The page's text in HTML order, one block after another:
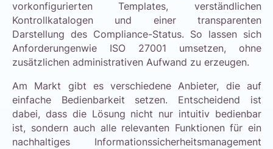
vorkonfigurierten Templates, verständlichen
Kontrollkatalogen und einer transparenten
Darstellung des Compliance-Status. So lassen sich
Anforderungenwie ISO 27001 umsetzen, ohne
zusätzlichen administrativen Aufwand zu erzeugen.
Am Markt gibt es verschiedene Anbieter, die auf
einfache Bedienbarkeit setzen. Entscheidend ist
dabei, dass die Lösung nicht nur intuitiv bedienbar
ist, sondern auch alle relevanten Funktionen für ein
nachhaltiges Informationssicherheitsmanagement